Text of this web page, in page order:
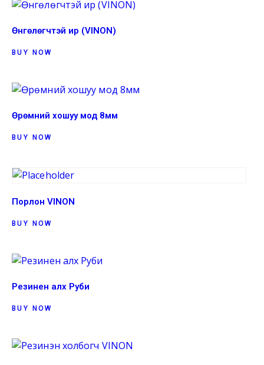
Өнгөлөгчтэй ир (VINON)
BUY NOW
Өрөмний хошуу мод 8мм
BUY NOW
Порлон VINON
BUY NOW
Резинен алх Руби
BUY NOW